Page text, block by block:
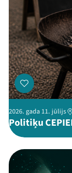
2026. gada 11. jūlijs
Politiķu